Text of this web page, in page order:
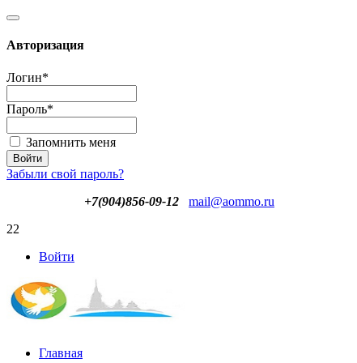
Авторизация
Логин*
Пароль*
Запомнить меня
Забыли свой пароль?
+7(904)856-09-12
mail@aommo.ru
22
Войти
Главная